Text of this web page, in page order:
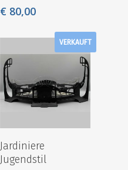
€ 80,00
VERKAUFT
Jardiniere
Jugendstil